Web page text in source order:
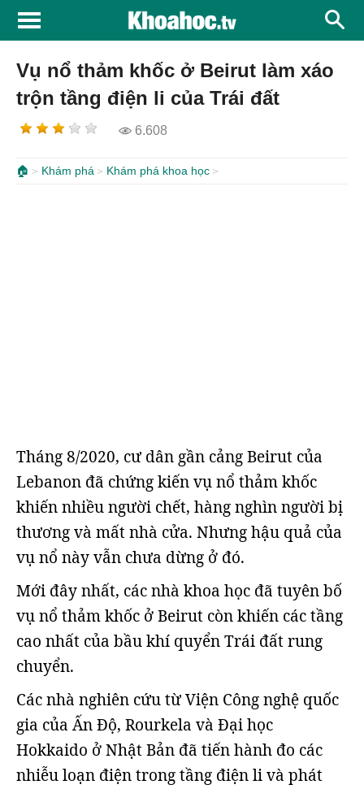
Vụ nổ thảm khốc ở Beirut làm xáo
trộn tầng điện li của Trái đất
6.608
🏠 Khám phá Khám phá khoa học
Tháng 8/2020, cư dân gần cảng Beirut của
Lebanon đã chứng kiến vụ nổ thảm khốc
khiến nhiều người chết, hàng nghìn người bị
thương và mất nhà cửa. Nhưng hậu quả của
vụ nổ này vẫn chưa dừng ở đó.
Mới đây nhất, các nhà khoa học đã tuyên bố
vụ nổ thảm khốc ở Beirut còn khiến các tầng
cao nhất của bầu khí quyển Trái đất rung
chuyển.
Các nhà nghiên cứu từ Viện Công nghệ quốc
gia của Ấn Độ, Rourkela và Đại học
Hokkaido ở Nhật Bản đã tiến hành đo các
nhiễu loạn điện trong tầng điện li và phát